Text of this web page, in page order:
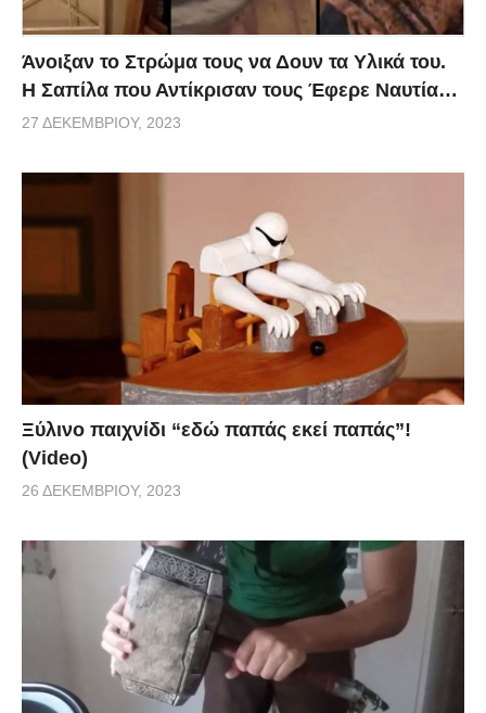
Άνοιξαν το Στρώμα τους να Δουν τα Υλικά του.
Η Σαπίλα που Αντίκρισαν τους Έφερε Ναυτία…
27 ΔΕΚΕΜΒΡΊΟΥ, 2023
Ξύλινο παιχνίδι “εδώ παπάς εκεί παπάς”!
(Video)
26 ΔΕΚΕΜΒΡΊΟΥ, 2023